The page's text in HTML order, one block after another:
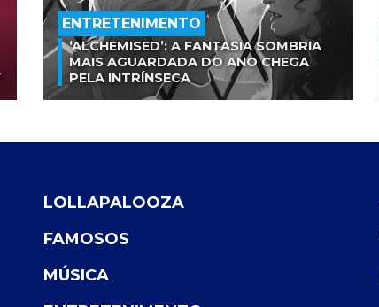
ENTRETENIMENTO
‘ALCHEMISED’: A FANTASIA SOMBRIA
MAIS AGUARDADA DO ANO CHEGA
PELA INTRÍNSECA
LOLLAPALOOZA
FAMOSOS
MÚSICA